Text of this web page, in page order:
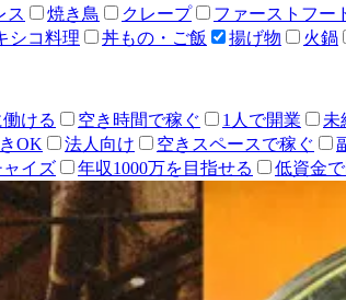
ス 焼き鳥 クレープ ファーストフー
シコ料理 丼もの・ご飯 揚げ物 火鍋
ける 空き時間で稼ぐ 1人で開業 未
OK 法人向け 空きスペースで稼ぐ
イズ 年収1000万を目指せる 低資金